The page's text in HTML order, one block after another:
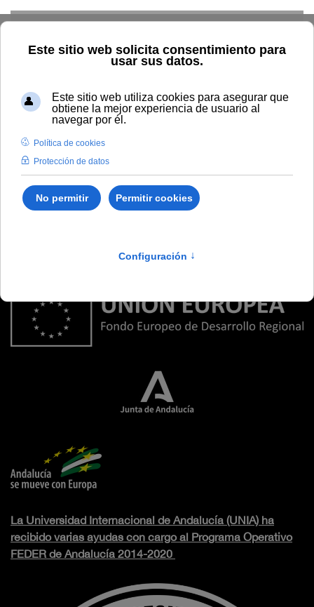
No template selected
La Universidad Internacional de Andalucía (UNIA) ha
recibido varias ayudas con cargo al Programa Operativo
FEDER de Andalucía 2014-2020